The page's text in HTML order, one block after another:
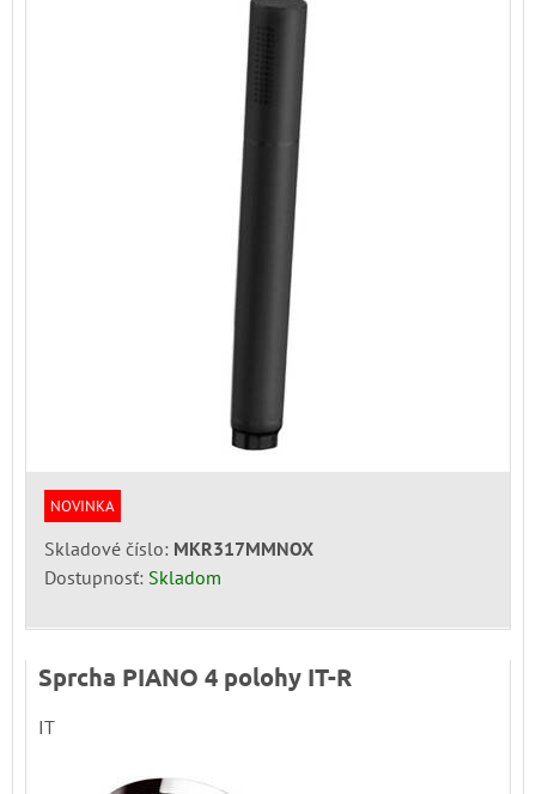
NOVINKA
Skladové číslo: MKR317MMNOX
Dostupnosť: Skladom
Sprcha PIANO 4 polohy IT-R
IT